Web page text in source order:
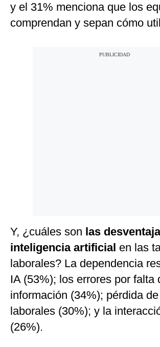
y el 31% menciona que los
comprendan y sepan cómo
Y, ¿cuáles son las
inteligencia artificial en las
laborales? La dependencia
IA (53%); los errores por falta
información (34%); pérdida
laborales (30%); y la
(26%).